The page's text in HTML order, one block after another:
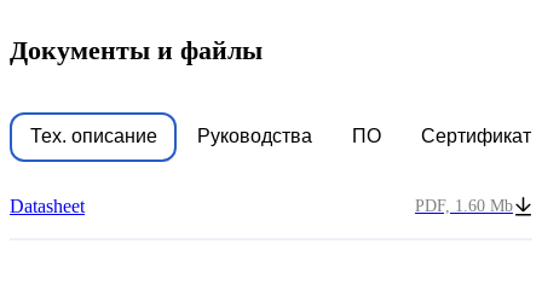
Документы и файлы
Тех. описание Руководства ПО
Datasheet PDF, 1.60 Mb